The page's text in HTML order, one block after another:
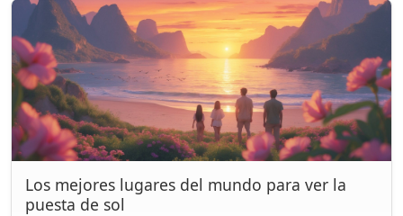
Los mejores lugares del mundo para ver la
puesta de sol